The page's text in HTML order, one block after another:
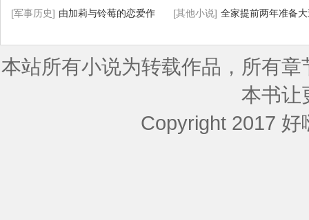
摆烂[ 列表 ]
了！[ 列表 ]
[军事历史] 由加莉与铃莓的恋爱作
[其他小说] 全家提前两年准备
本站所有小说为转载作品，所有
本书让
Copyright 2017